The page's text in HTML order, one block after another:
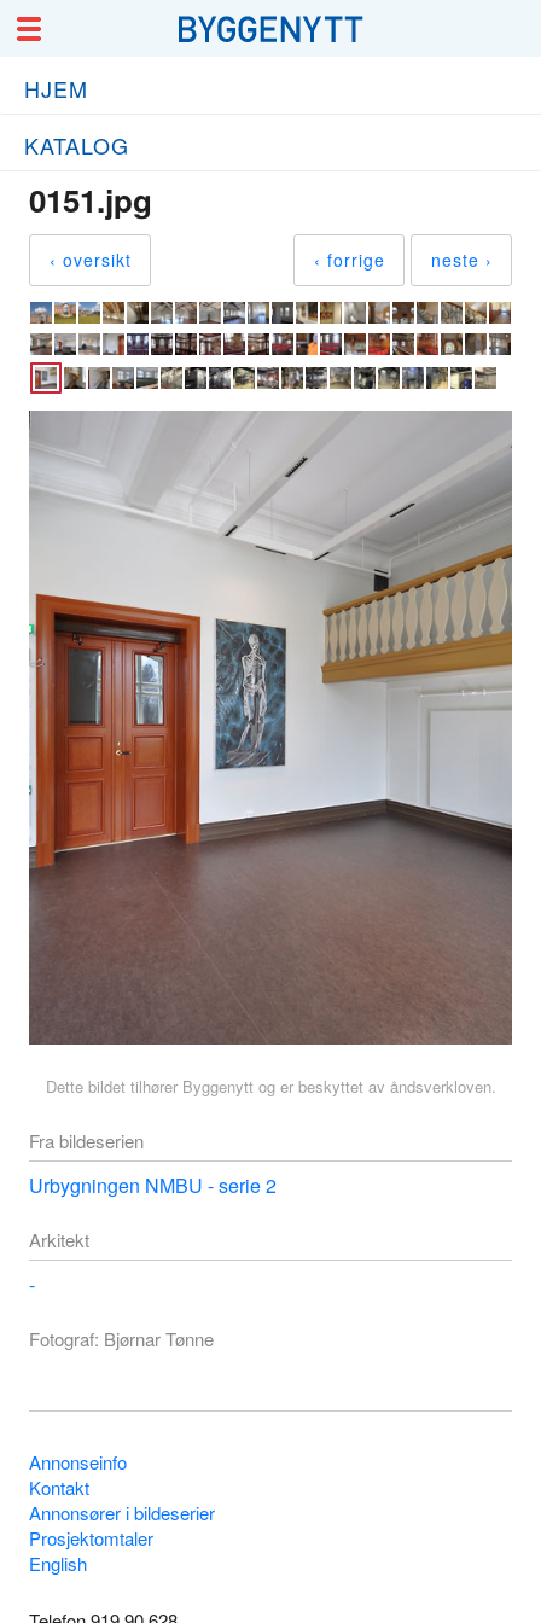
HJEM
KATALOG
0151.jpg
‹ oversikt ‹ forrige neste ›
Dette bildet tilhører Byggenytt og er beskyttet av åndsverkloven.
Fra bildeserien
Urbygningen NMBU - serie 2
Arkitekt
-
Fotograf: Bjørnar Tønne
Annonseinfo
Kontakt
Annonsører i bildeserier
Prosjektomtaler
English